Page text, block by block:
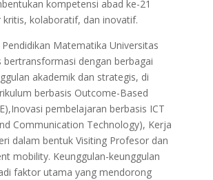
kompetensi abad ke-21
kritis, kolaboratif, dan inovatif.
Matematika Universitas
bertransformasi dengan berbagai
akademik dan strategis, di
berbasis Outcome-Based
pembelajaran berbasis ICT
Communication Technology), Kerja
dalam bentuk Visiting Profesor dan
mobility. Keunggulan-keunggulan
faktor utama yang mendorong